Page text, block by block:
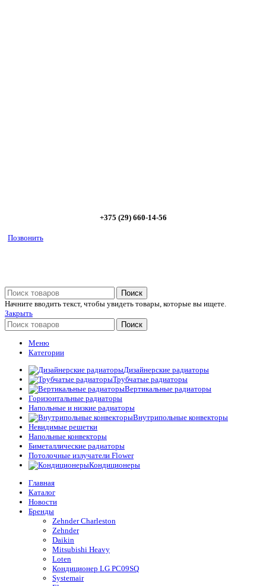
+375 (29) 660-14-56
Позвонить
Поиск
Начните вводить текст, чтобы увидеть товары, которые вы ищете.
Закрыть
Поиск
Меню
Категории
Дизайнерские радиаторы
Трубчатые радиаторы
Вертикальные радиаторы
Горизонтальные радиаторы
Напольные и низкие радиаторы
Внутрипольные конвекторы
Невидимые решетки
Напольные конвекторы
Биметаллические радиаторы
Потолочные излучатели Flower
Кондиционеры
Главная
Каталог
Новости
Бренды
Zehnder Charleston
Zehnder
Daikin
Mitsubishi Heavy
Loten
Кондиционер LG PC09SQ
Systemair